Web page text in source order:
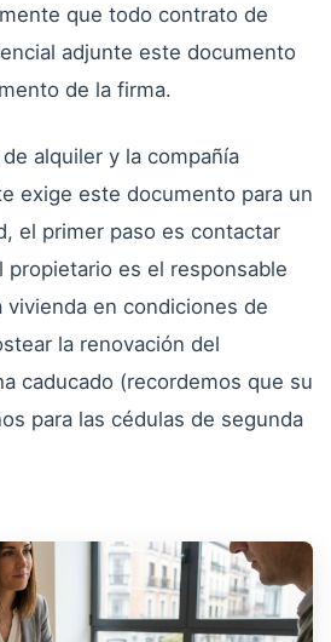
que todo contrato de
adjunte este documento
de la firma.
alquiler y la compañía
exige este documento para un
el primer paso es contactar
propietario es el responsable
vivienda en condiciones de
la renovación del
caducado (recordemos que su
para las cédulas de segunda